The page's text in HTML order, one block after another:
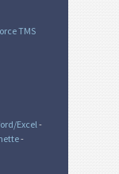
TMS
Excel -
-